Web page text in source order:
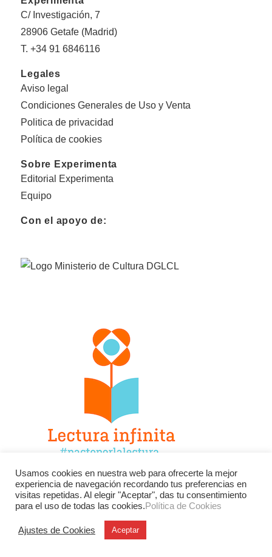
C/ Investigación, 7
28906 Getafe (Madrid)
T. +34 91 6846116
Legales
Aviso legal
Condiciones Generales de Uso y Venta
Politica de privacidad
Política de cookies
Sobre Experimenta
Editorial Experimenta
Equipo
Con el apoyo de:
Facebook Twitter
Instagram
YouTube
LinkedIn Contacto
Usamos cookies en nuestra web para ofrecerte la mejor
experiencia de navegación recordando tus preferencias en
visitas repetidas. Al elegir "Aceptar", das tu consentimiento
para el uso de todas las cookies.Política de Cookies
Ajustes de Cookies Aceptar